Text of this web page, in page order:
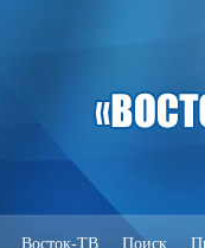
Восток-ТВ Поиск